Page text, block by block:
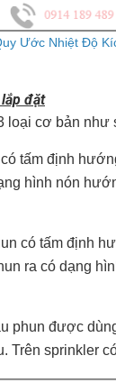
Ước Nhiệt Độ
đặt
loại cơ bản như
tấm định
hình nón
có tấm định
ra có dạng
phun được
sprinkler